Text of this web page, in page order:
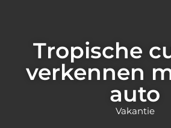
Tropische
verkennen
auto
Vakantie